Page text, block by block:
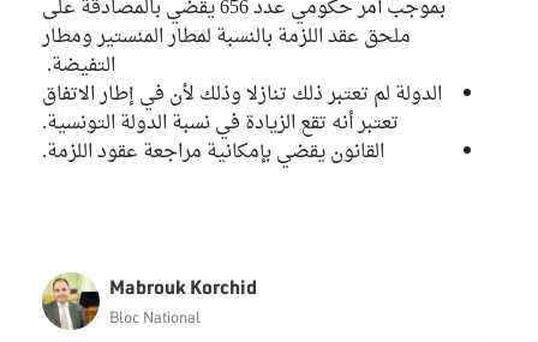
بموجب أمر حكومي عدد 656 يقضي بالمصادقة على
ملحق عقد اللزمة بالنسبة لمطار المنستير ومطار
التفيضة.
الدولة لم تعتبر ذلك تنازلا وذلك لأن في إطار الاتفاق
تعتبر أنه تقع الزيادة في نسبة الدولة التونسية.
القانون يقضي بإمكانية مراجعة عقود اللزمة.
Mabrouk Korchid
Bloc National